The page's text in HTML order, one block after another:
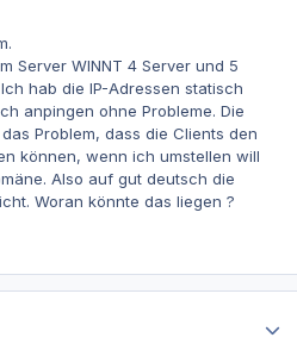
Server WINNT 4 Server und 5
hab die IP-Adressen statisch
anpingen ohne Probleme. Die
Problem, dass die Clients den
können, wenn ich umstellen will
Also auf gut deutsch die
Woran könnte das liegen ?